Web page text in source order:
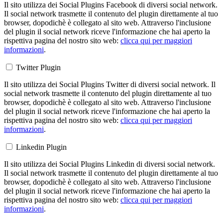
Il sito utilizza dei Social Plugins Facebook di diversi social network.
Il social network trasmette il contenuto del plugin direttamente al tuo
browser, dopodichè è collegato al sito web. Attraverso l'inclusione
del plugin il social network riceve l'informazione che hai aperto la
rispettiva pagina del nostro sito web: clicca qui per maggiori
informazioni.
Twitter Plugin
Il sito utilizza dei Social Plugins Twitter di diversi social network. Il
social network trasmette il contenuto del plugin direttamente al tuo
browser, dopodichè è collegato al sito web. Attraverso l'inclusione
del plugin il social network riceve l'informazione che hai aperto la
rispettiva pagina del nostro sito web: clicca qui per maggiori
informazioni.
Linkedin Plugin
Il sito utilizza dei Social Plugins Linkedin di diversi social network.
Il social network trasmette il contenuto del plugin direttamente al tuo
browser, dopodichè è collegato al sito web. Attraverso l'inclusione
del plugin il social network riceve l'informazione che hai aperto la
rispettiva pagina del nostro sito web: clicca qui per maggiori
informazioni.